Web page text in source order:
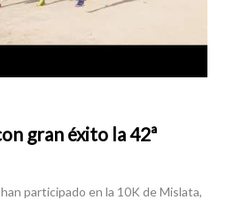
gran éxito la 42ª
participado en la 10K de Mislata,